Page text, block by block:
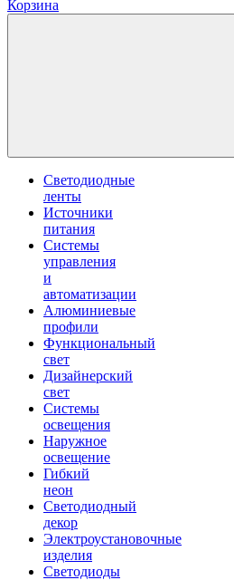
Корзина
Светодиодные
ленты
Источники
питания
Системы
управления
и
автоматизации
Алюминиевые
профили
Функциональный
свет
Дизайнерский
свет
Системы
освещения
Наружное
освещение
Гибкий
неон
Светодиодный
декор
Электроустановочные
изделия
Светодиоды